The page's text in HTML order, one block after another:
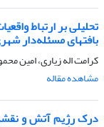
تحلیلی بر ارتباط
بافتهای مسئله‌دار
کرامت اله زیاری، امین
مشاهده مقاله
درک رژیم آتش و